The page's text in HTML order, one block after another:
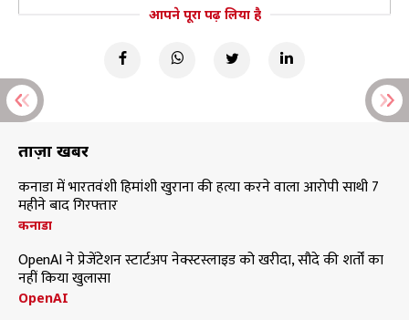
आपने पूरा पढ़ लिया है
ताज़ा खबरें
कनाडा में भारतवंशी हिमांशी खुराना की हत्या करने वाला आरोपी साथी 7
महीने बाद गिरफ्तार
कनाडा
OpenAI ने प्रेजेंटेशन स्टार्टअप नेक्स्टस्लाइड को खरीदा, सौदे की शर्तों का
नहीं किया खुलासा
OpenAI